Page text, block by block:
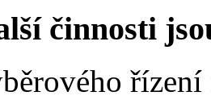
činnosti